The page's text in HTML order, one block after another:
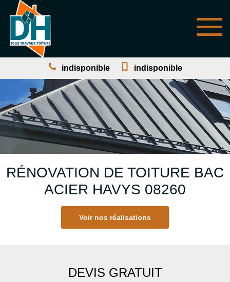
indisponible indisponible
RÉNOVATION DE TOITURE BAC
ACIER HAVYS 08260
Voir nos réalisations
DEVIS GRATUIT